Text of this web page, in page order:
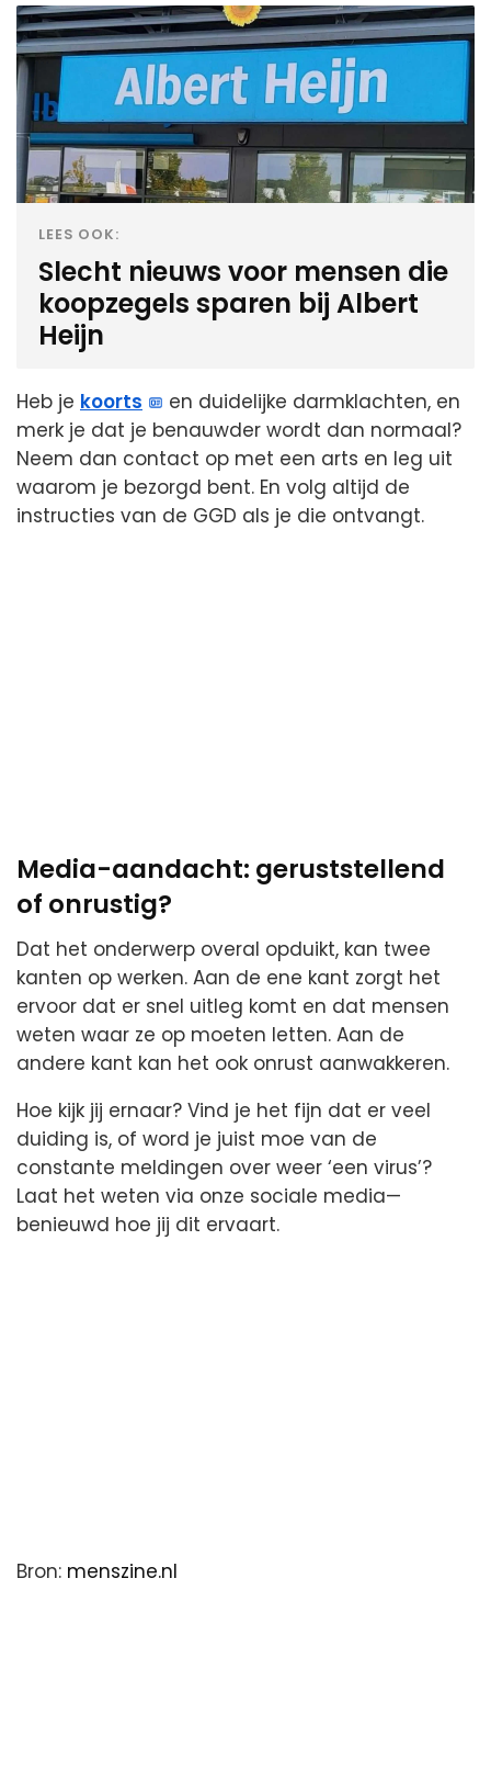
LEES OOK:
Slecht nieuws voor mensen die
koopzegels sparen bij Albert
Heijn
Heb je koorts
en duidelijke darmklachten, en
merk je dat je benauwder wordt dan normaal?
Neem dan contact op met een arts en leg uit
waarom je bezorgd bent. En volg altijd de
instructies van de GGD als je die ontvangt.
Media-aandacht: geruststellend
of onrustig?
Dat het onderwerp overal opduikt, kan twee
kanten op werken. Aan de ene kant zorgt het
ervoor dat er snel uitleg komt en dat mensen
weten waar ze op moeten letten. Aan de
andere kant kan het ook onrust aanwakkeren.
Hoe kijk jij ernaar? Vind je het fijn dat er veel
duiding is, of word je juist moe van de
constante meldingen over weer ‘een virus’?
Laat het weten via onze sociale media—
benieuwd hoe jij dit ervaart.
Bron: menszine.nl